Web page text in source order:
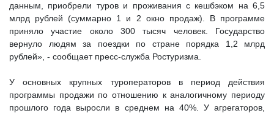
данным, приобрели туров и проживания с кешбэком на 6,5
млрд рублей (суммарно 1 и 2 окно продаж). В программе
приняло участие около 300 тысяч человек. Государство
вернуло людям за поездки по стране порядка 1,2 млрд
рублей», - сообщает пресс-служба Ростуризма.
У основных крупных туроператоров в период действия
программы продажи по отношению к аналогичному периоду
прошлого года выросли в среднем на 40%. У агрегаторов,